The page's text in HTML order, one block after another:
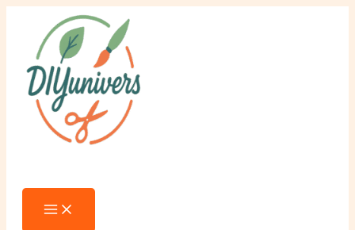
Gå
indholdet